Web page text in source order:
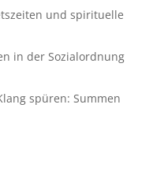
und spirituelle
in der Sozialordnung
spüren: Summen